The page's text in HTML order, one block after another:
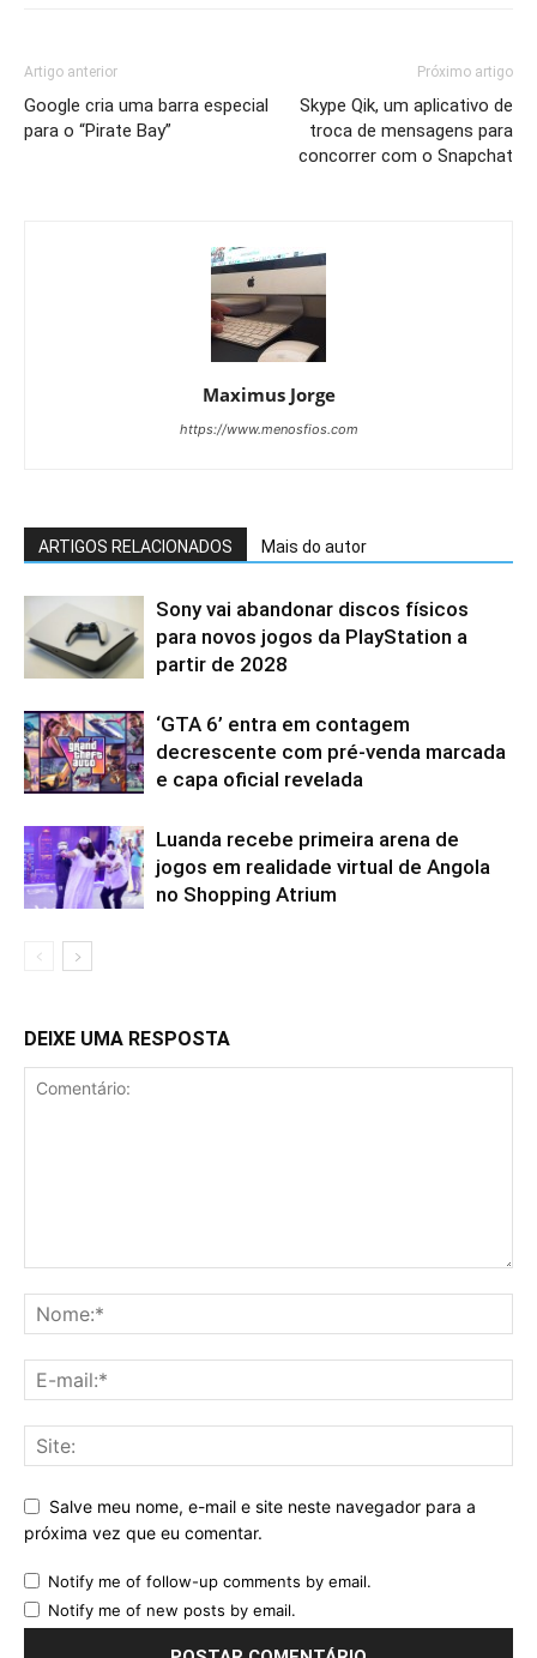
Artigo anterior
Google cria uma barra especial
para o “Pirate Bay”
Próximo artigo
Skype Qik, um aplicativo de
troca de mensagens para
concorrer com o Snapchat
Maximus Jorge
https://www.menosfios.com
ARTIGOS RELACIONADOS Mais do autor
Sony vai abandonar discos físicos
para novos jogos da PlayStation a
partir de 2028
‘GTA 6’ entra em contagem
decrescente com pré-venda marcada
e capa oficial revelada
Luanda recebe primeira arena de
jogos em realidade virtual de Angola
no Shopping Atrium
DEIXE UMA RESPOSTA
Salve meu nome, e-mail e site neste navegador para a
próxima vez que eu comentar.
Notify me of follow-up comments by email.
Notify me of new posts by email.